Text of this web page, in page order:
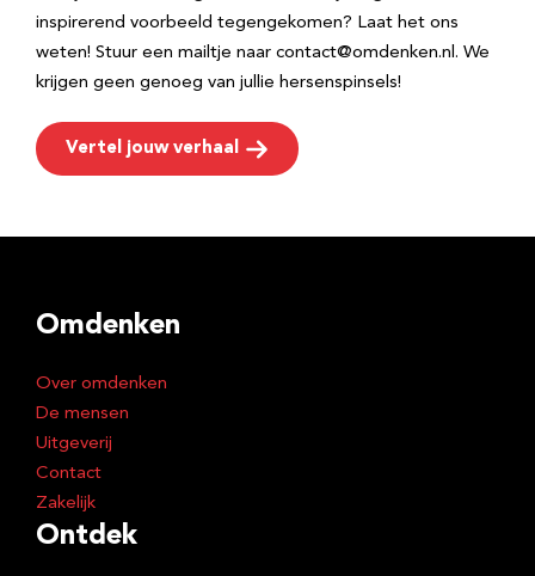
inspirerend voorbeeld tegengekomen? Laat het ons
weten! Stuur een mailtje naar contact@omdenken.nl. We
krijgen geen genoeg van jullie hersenspinsels!
Vertel jouw verhaal
Omdenken
Over omdenken
De mensen
Uitgeverij
Contact
Zakelijk
Ontdek